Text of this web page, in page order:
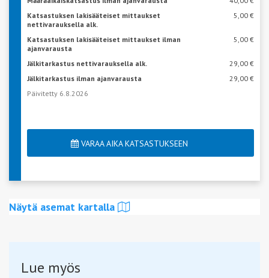
Katsastuksen lakisääteiset mittaukset
nettivarauksella alk.
5,00 €
Katsastuksen lakisääteiset mittaukset ilman
ajanvarausta
5,00 €
Jälkitarkastus nettivarauksella alk.
29,00 €
Jälkitarkastus ilman ajanvarausta
29,00 €
Päivitetty 6.8.2026
VARAA AIKA KATSASTUKSEEN
Näytä asemat kartalla
Lue myös